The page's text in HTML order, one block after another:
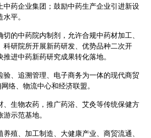
药企业集团；鼓励中药生产企业引进新设
平。
的中药院内制剂，允许合规中药材加工、
研院所开展新药研发、优势品种二次开
进中药新药研究成果转化落地。
验、追溯管理、电子商务为一体的现代商贸
络、物流中心和经济联盟。
、生物农药，推广药浴 艾灸等传统保健方
示范基地。
殖、加工制造、大健康产业、商贸流通、